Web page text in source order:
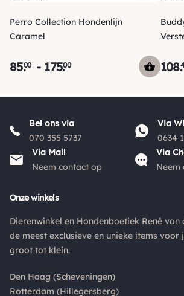
Verzending
een track & trace code van ons zodat je je
volgen. Voor orders tot € 15.00 zijn de
daarna € 3.95
en gratis vanaf € 50.00*.
af van de verzendkosten binnen
zijn de verzendkosten €3,95. De
worden aangetekend en verzekerd
verzendkosten buiten Nederland en België
graag door naar "
Orders Europe
Perro Collection Hondenlijn
Caramel
85.00 - 175.00 108.
Bel ons via
070 355 5737
Via
0634
Via Mail
Neem contact op
Via
Neem
Onze winkels
Dierenwinkel en Hondenboetiek René
de meest exclusieve en unieke items voor
groot tot klein.
Den Haag (Scheveningen)
Rotterdam (Hillegersberg)